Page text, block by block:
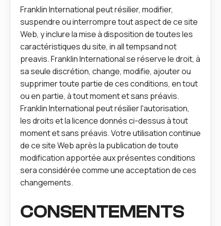
Franklin International peut résilier, modifier,
suspendre ou interrompre tout aspect de ce site
Web, y inclure la mise à disposition de toutes les
caractéristiques du site, in all tempsand not
preavis. Franklin International se réserve le droit, à
sa seule discrétion, change, modifie, ajouter ou
supprimer toute partie de ces conditions, en tout
ou en partie, à tout moment et sans préavis.
Franklin International peut résilier l'autorisation,
les droits et la licence donnés ci-dessus à tout
moment et sans préavis. Votre utilisation continue
de ce site Web après la publication de toute
modification apportée aux présentes conditions
sera considérée comme une acceptation de ces
changements.
CONSENTEMENTS